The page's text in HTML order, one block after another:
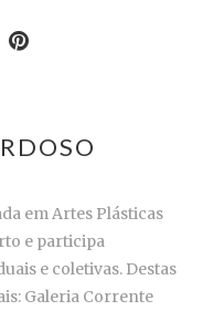
em Artes Plásticas
e participa
e coletivas. Destas
Galeria Corrente